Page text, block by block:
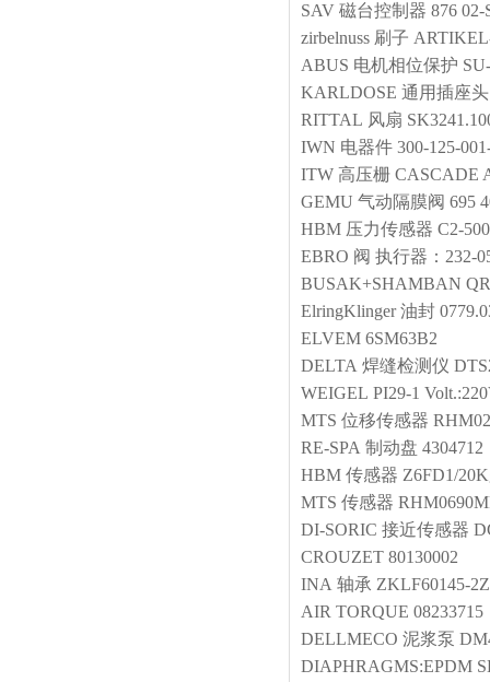
SAV 磁台控制器 876 02-
zirbelnuss 刷子
ABUS 电机相位保护
KARLDOSE 通用插座头
RITTAL 风扇
IWN 电器件 300-125-
ITW 高压栅 CASCADE
GEMU 气动隔膜阀 695
HBM 压力传感器 C2-
EBRO 阀 执行器：232-
BUSAK+SHAMBAN
ElringKlinger 油封
ELVEM 6SM63B2
DELTA 焊缝检测仪
WEIGEL PI29-1
MTS 位移传感器
RE-SPA 制动盘 4304712
HBM 传感器 Z6FD1/
MTS 传感器
DI-SORIC 接近传感器
CROUZET 80130002
INA 轴承 ZKLF60145-2Z
AIR TORQUE 08233715
DELLMECO 泥浆泵
DIAPHRAGMS:EPDM